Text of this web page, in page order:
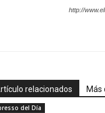
http://
relacionados Más
del Día